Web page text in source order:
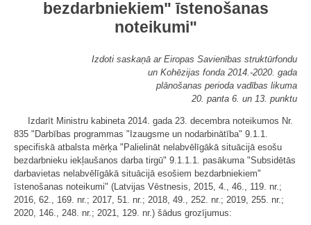
bezdarbniekiem" īstenošanas
noteikumi"
Izdoti saskaņā ar Eiropas Savienības struktūrfondu
un Kohēzijas fonda 2014.-2020. gada
plānošanas perioda vadības likuma
20. panta 6. un 13. punktu
Izdarīt Ministru kabineta 2014. gada 23. decembra noteikumos Nr.
835 "Darbības programmas "Izaugsme un nodarbinātība" 9.1.1.
specifiskā atbalsta mērķa "Palielināt nelabvēlīgākā situācijā esošu
bezdarbnieku iekļaušanos darba tirgū" 9.1.1.1. pasākuma "Subsidētās
darbavietas nelabvēlīgākā situācijā esošiem bezdarbniekiem"
īstenošanas noteikumi" (Latvijas Vēstnesis, 2015, 4., 46., 119. nr.;
2016, 62., 169. nr.; 2017, 51. nr.; 2018, 49., 252. nr.; 2019, 255. nr.;
2020, 146., 248. nr.; 2021, 129. nr.) šādus grozījumus: